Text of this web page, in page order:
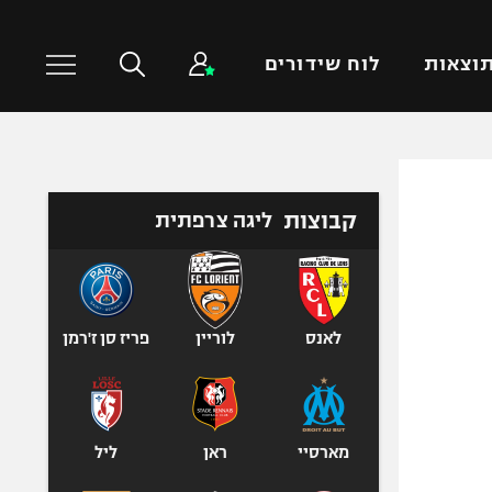
תוצאות לוח שידורים
טניס
כדוריד
כדורעף
שחייה
אגרוף
ספורט אולימפי
קבוצות ליגה צרפתית
לאנס לוריין פריז סן ז'רמן
מארסיי ראן ליל